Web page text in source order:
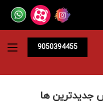
9050394455
جدیدترین ها